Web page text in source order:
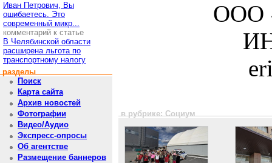
Иван Петрович, Вы
ошибаетесь. Это
современный микр...
комментарий к статье
В Челябинской области
расширена льгота по
транспортному налогу
разделы
Поиск
Карта сайта
Архив новостей
Фотографии
Видео/Аудио
Экспресс-опросы
Об агентстве
Размещение баннеров
ООО
в рубрике: Социум